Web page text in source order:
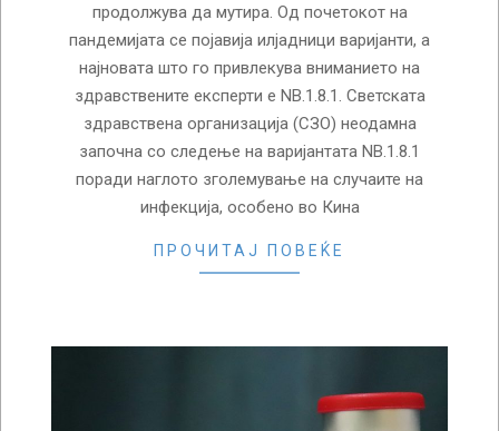
продолжува да мутира. Од почетокот на
пандемијата се појавија илјадници варијанти, а
најновата што го привлекува вниманието на
здравствените експерти е NB.1.8.1. Светската
здравствена организација (СЗО) неодамна
започна со следење на варијантата NB.1.8.1
поради наглото зголемување на случаите на
инфекција, особено во Кина
ПРОЧИТАЈ ПОВЕЌЕ